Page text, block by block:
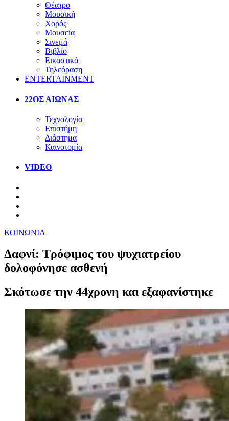
Θέατρο
Μουσική
Χορός
Μουσεία
Σινεμά
Βιβλίο
Εικαστικά
Τηλεόραση
ENTERTAINMENT
22ΟΣ ΑΙΩΝΑΣ
Τεχνολογία
Επιστήμη
Διάστημα
Καινοτομία
VIDEO
ΚΟΙΝΩΝΙΑ
Δαφνί: Τρόφιμος του ψυχιατρείου
δολοφόνησε ασθενή
Σκότωσε την 44χρονη και εξαφανίστηκε